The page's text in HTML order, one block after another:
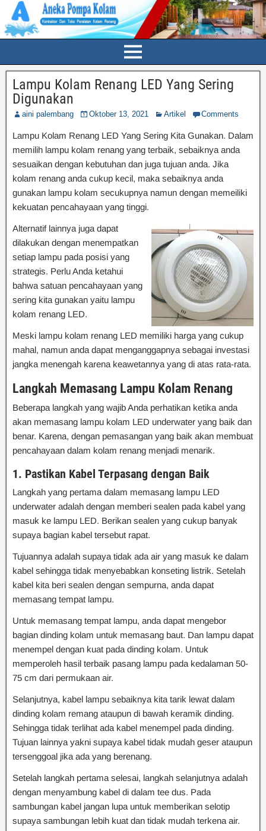
Lampu Kolam Renang LED Yang Sering
Digunakan
aini palembang Oktober 13, 2021 Artikel Comments
Lampu Kolam Renang LED Yang Sering Kita Gunakan. Dalam
memilih lampu kolam renang yang terbaik, sebaiknya anda
sesuaikan dengan kebutuhan dan juga tujuan anda. Jika
kolam renang anda cukup kecil, maka sebaiknya anda
gunakan lampu kolam secukupnya namun dengan memeiliki
kekuatan pencahayaan yang tinggi.
Alternatif lainnya juga dapat
dilakukan dengan menempatkan
setiap lampu pada posisi yang
strategis. Perlu Anda ketahui
bahwa satuan pencahayaan yang
sering kita gunakan yaitu lampu
kolam renang LED.
Meski lampu kolam renang LED memiliki harga yang cukup
mahal, namun anda dapat menganggapnya sebagai investasi
jangka menengah karena keawetannya yang di atas rata-rata.
Langkah Memasang Lampu Kolam Renang
Beberapa langkah yang wajib Anda perhatikan ketika anda
akan memasang lampu kolam LED underwater yang baik dan
benar. Karena, dengan pemasangan yang baik akan membuat
pencahayaan dalam kolam renang menjadi menarik.
1. Pastikan Kabel Terpasang dengan Baik
Langkah yang pertama dalam memasang lampu LED
underwater adalah dengan memberi sealen pada kabel yang
masuk ke lampu LED. Berikan sealen yang cukup banyak
supaya bagian kabel tersebut rapat.
Tujuannya adalah supaya tidak ada air yang masuk ke dalam
kabel sehingga tidak menyebabkan konseting listrik. Setelah
kabel kita beri sealen dengan sempurna, anda dapat
memasang tempat lampu.
Untuk memasang tempat lampu, anda dapat mengebor
bagian dinding kolam untuk memasang baut. Dan lampu dapat
menempel dengan kuat pada dinding kolam. Untuk
memperoleh hasil terbaik pasang lampu pada kedalaman 50-
75 cm dari permukaan air.
Selanjutnya, kabel lampu sebaiknya kita tarik lewat dalam
dinding kolam remang ataupun di bawah keramik dinding.
Sehingga tidak terlihat ada kabel menempel pada dinding.
Tujuan lainnya yakni supaya kabel tidak mudah geser ataupun
tersenggoal jika ada yang berenang.
Setelah langkah pertama selesai, langkah selanjutnya adalah
dengan menyambung kabel di dalam tee dus. Pada
sambungan kabel jangan lupa untuk memberikan selotip
supaya sambungan lebih kuat dan tidak mudah terkena air.